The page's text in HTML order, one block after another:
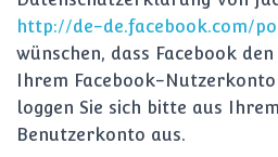
http://de-de.facebook.com/
wünschen, dass Facebook
Ihrem Facebook-
loggen Sie sich bitte aus
Benutzerkonto aus.